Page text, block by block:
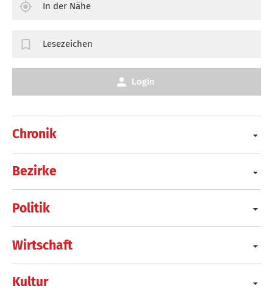
Chronik
Bezirke
Politik
Wirtschaft
Kultur
In der Nähe
Lesezeichen
Login